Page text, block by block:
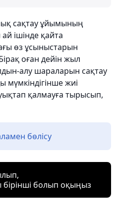
сақтау ұйымының
ішінде қайта
өз ұсыныстарын
оған дейін жыл
алу шараларын сақтау
жиі
қалмауға тырысып,
бөлісу
болып оқыңыз